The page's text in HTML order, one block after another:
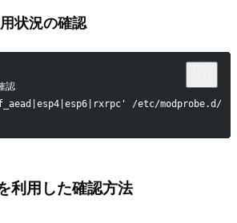
状況の確認
認
/etc/modprobe.d/
利用した確認方法